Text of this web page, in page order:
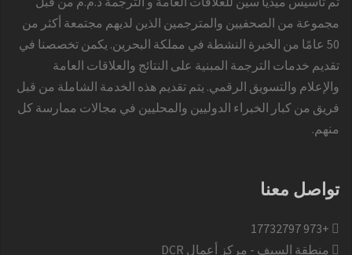
مجموعة من الصحفيين والمترجمين الذين لديهم مجتمعة أكثر من
50 عامًا من الخبرة النشطة في مملكة البحرين. يكمن تخصصنا في
تقديم خدمات الترجمة المبنية على النتائج والعلاقات العامة
والإعلام والتسويق الرقمي. يتم تقديم هذه الخدمة الشاملة من قبل
فريق من كبار الخبراء الدوليين والمحليين في مجالات ممارسة كل
منهم.
تواصل معنا
+973 17732797​
منطقة السيف - مركز أعمال DCR